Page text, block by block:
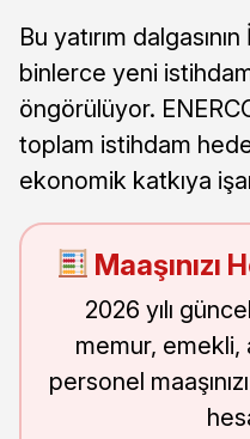
Bu yatırım
binlerce yeni
öngörülüyor.
toplam istihdam
ekonomik katkıya
Maaşınızı
2026 yılı
memur,
personel